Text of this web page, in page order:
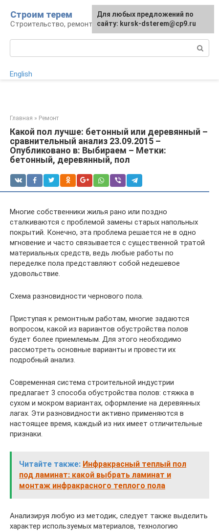
контенту
Строим терем
Строительство, ремонт, ландшафт
English
Главная » Ремонт
Какой пол лучше: бетонный или деревянный –
сравнительный анализ 23.09.2015 –
Опубликовано в: Выбираем – Метки:
бетонный, деревянный, пол
Многие собственники жилья рано или поздно
сталкиваются с проблемой замены старых напольных
покрытий. Конечно, эта проблема решается не в одно
мгновение и часто связывается с существенной тратой
материальных средств, ведь любые работы по
переделке пола представляют собой недешевое
удовольствие.
Схема разновидности чернового пола.
Приступая к ремонтным работам, многие задаются
вопросом, какой из вариантов обустройства полов
будет более приемлемым. Для этого необходимо
рассмотреть основные варианты и провести их
подробный анализ.
Современная система строительной индустрии
предлагает 3 способа обустройства полов: стяжка в
сухом и мокром вариантах, оформление на деревянных
лагах. Эти разновидности активно применяются в
настоящее время, каждый из них имеет отличительные
признаки.
Читайте также: Инфракрасный теплый пол
под ламинат: какой выбрать ламинат и
монтаж инфракрасного теплого пола
Анализируя любую из методик, следует также выделить
характер используемых материалов, технологию
Для любых предложений по
сайту: kursk-dsterem@cp9.ru